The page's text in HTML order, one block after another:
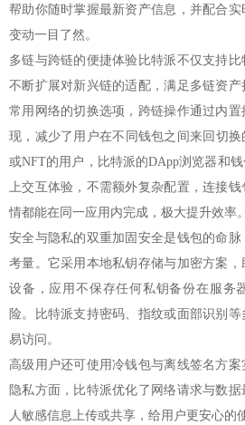
帮助你随时掌握最新资产信息，并配合
变动一目了然。
多链与跨链的便捷体验比特派不仅支持
不断扩展对新兴链的适配，满足多链资
常用网络的切换选项，跨链操作通过内
现，减少了用户在不同钱包之间来回切
或NFT的用户，比特派的DApp浏览器和
上交互体验，不需额外复杂配置，连接
情都能在同一应用内完成，极大提升效率。
安全与隐私的双重加固安全是钱包的命
考量。它采用本地私钥存储与加密方案
设备，应用不保存任何私钥备份在服务
险。比特派支持密码、指纹或面部识别
易访问。
高级用户还可使用冷钱包与离线签名方案
隐私方面，比特派优化了网络请求与数
人敏感信息上传或共享，给用户更安心的